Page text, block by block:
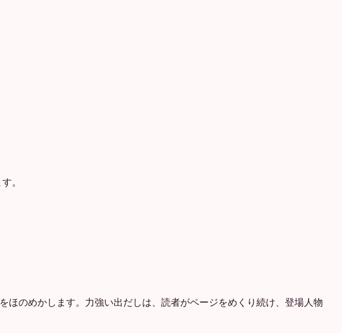
。
のめかします。力強い出だしは、読者がページをめくり続け、登場人物